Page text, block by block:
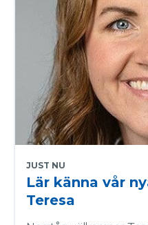
JUST NU
Lär känna vår
Teresa